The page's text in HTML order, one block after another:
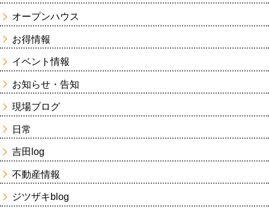
オープンハウス
お得情報
イベント情報
お知らせ・告知
現場ブログ
日常
吉田log
不動産情報
ジツザキblog